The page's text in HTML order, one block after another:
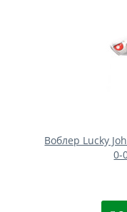
Воблер Lucky
0-